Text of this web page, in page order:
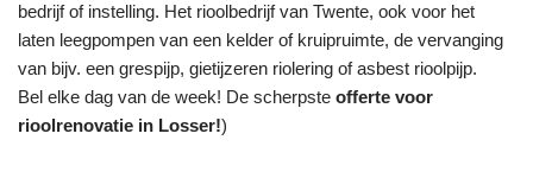
bedrijf of instelling. Het rioolbedrijf van Twente, ook voor het
laten leegpompen van een kelder of kruipruimte, de vervanging
van bijv. een grespijp, gietijzeren riolering of asbest rioolpijp.
Bel elke dag van de week! De scherpste offerte voor
rioolrenovatie in Losser!)